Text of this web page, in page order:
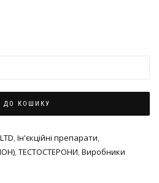
ДО КОШИКУ
,Ін'єкційні препарати,
,ТЕСТОСТЕРОНИ,Виробники